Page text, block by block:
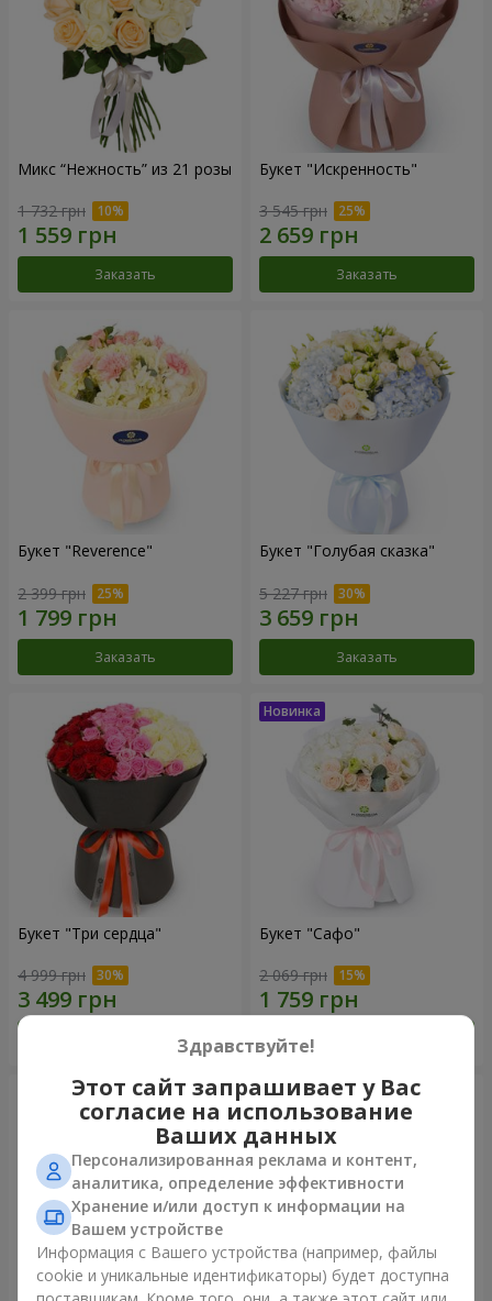
Микс “Нежность” из 21 розы
1 732 грн
Заказать
Букет "Искренность"
3 545 грн
Заказать
Букет "Reverence"
2 399 грн
Заказать
Букет "Голубая сказка"
5 227 грн
Заказать
Букет "Три сердца"
4 999 грн
Букет "Сафо"
2 069 грн
Здравствуйте!
Этот сайт запрашивает у Вас
согласие на использование
Ваших данных
Персонализированная реклама и контент,
аналитика, определение эффективности
Хранение и/или доступ к информации на
Вашем устройстве
Информация с Вашего устройства (например, файлы
cookie и уникальные идентификаторы) будет доступна